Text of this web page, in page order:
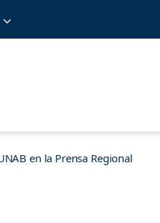
en la Prensa Regional